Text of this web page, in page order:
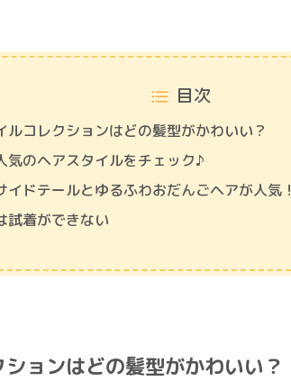
目次
ルコレクションはどの髪型がかわいい？
気のヘアスタイルをチェック♪
イドテールとゆるふわおだんごヘアが人気！
試着ができない
ョンはどの髪型がかわいい？